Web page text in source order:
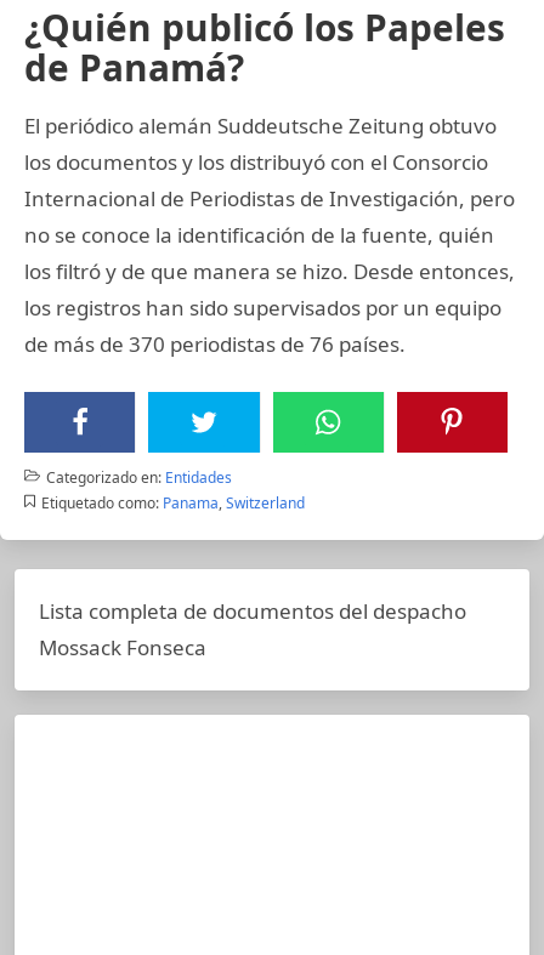
¿Quién publicó los Papeles
de Panamá?
El periódico alemán Suddeutsche Zeitung obtuvo
los documentos y los distribuyó con el Consorcio
Internacional de Periodistas de Investigación, pero
no se conoce la identificación de la fuente, quién
los filtró y de que manera se hizo. Desde entonces,
los registros han sido supervisados por un equipo
de más de 370 periodistas de 76 países.
Categorizado en: Entidades
Etiquetado como: Panama,Switzerland
Lista completa de documentos del despacho
Mossack Fonseca